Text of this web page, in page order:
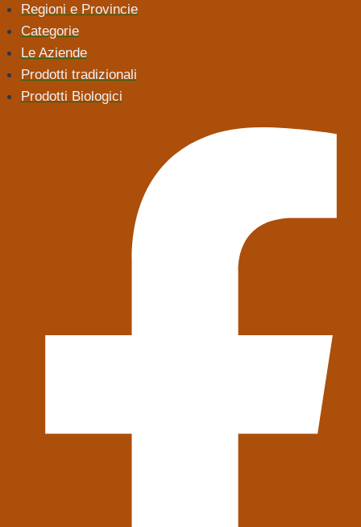
Regioni e Provincie
Categorie
Le Aziende
Prodotti tradizionali
Prodotti Biologici